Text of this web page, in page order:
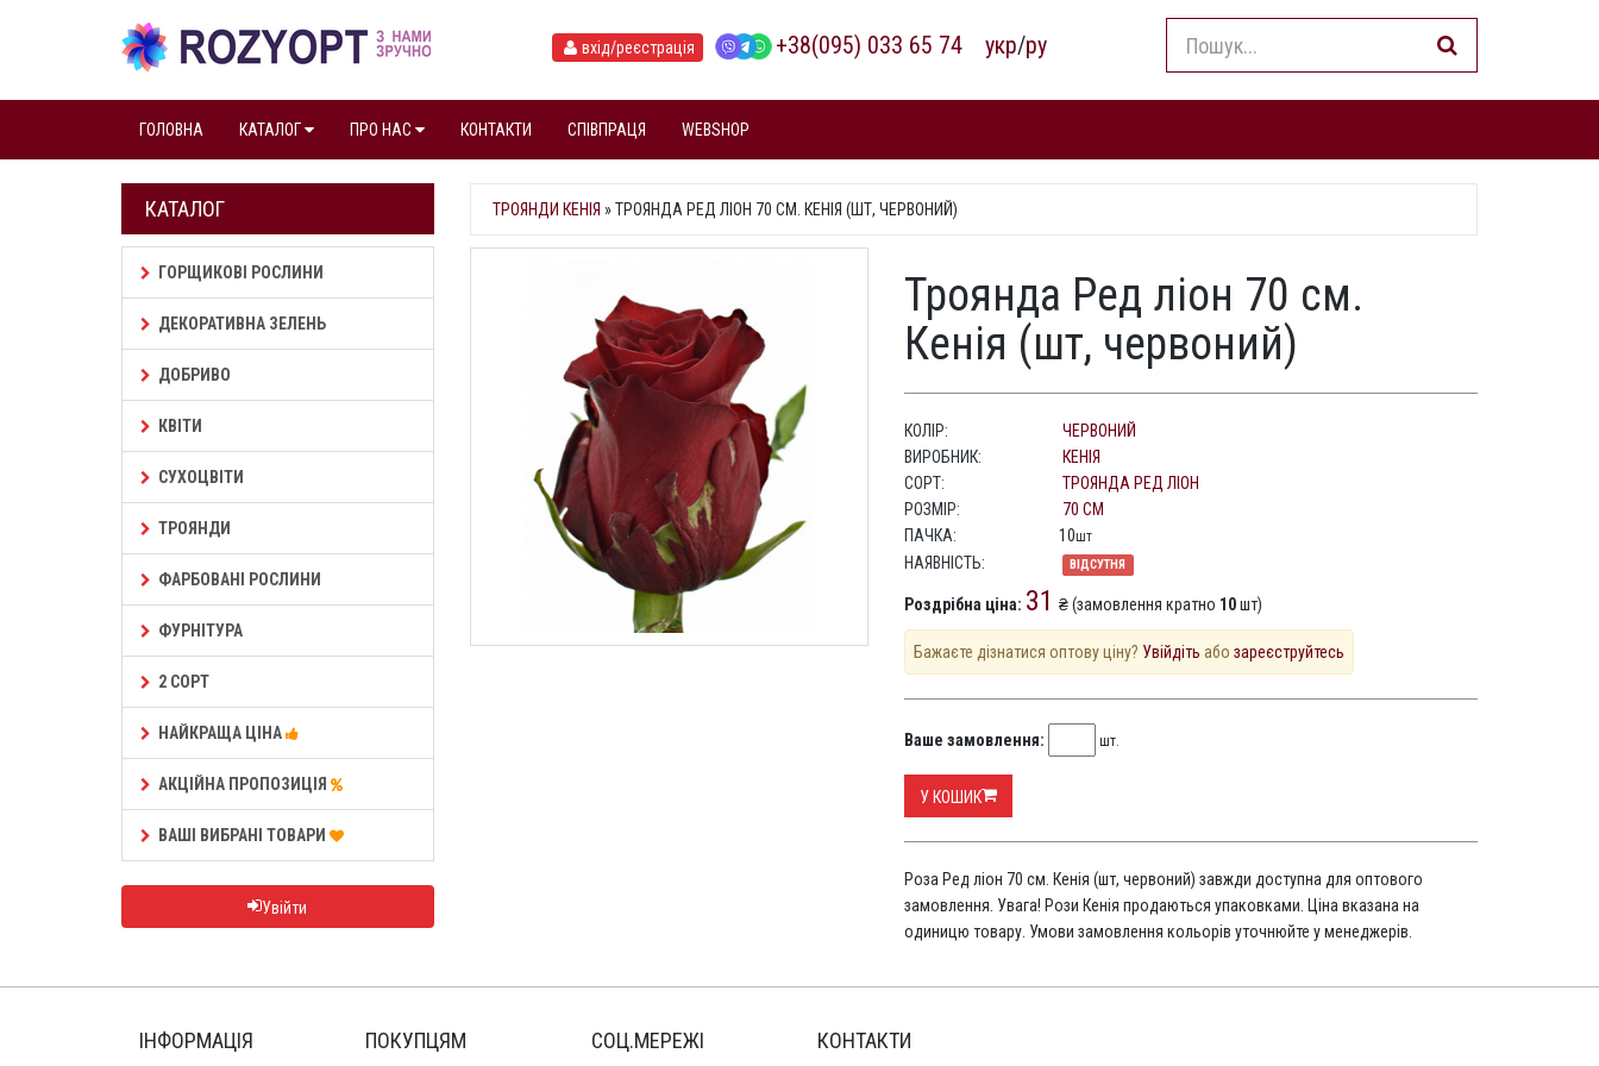
вхід/реєстрація +38(095) 033 65 74 укр/ру
ГОЛОВНА КАТАЛОГ ПРО НАС КОНТАКТИ СПІВПРАЦЯ WEBSHOP
КАТАЛОГ
ГОРЩИКОВІ РОСЛИНИ
ДЕКОРАТИВНА ЗЕЛЕНЬ
ДОБРИВО
КВІТИ
СУХОЦВІТИ
ТРОЯНДИ
ФАРБОВАНІ РОСЛИНИ
ФУРНІТУРА
2 СОРТ
НАЙКРАЩА ЦІНА
АКЦІЙНА ПРОПОЗИЦІЯ
ВАШІ ВИБРАНІ ТОВАРИ
Увійти
ТРОЯНДИ КЕНІЯ »ТРОЯНДА РЕД ЛІОН 70 СМ. КЕНІЯ (ШТ, ЧЕРВОНИЙ)
Троянда Ред ліон 70 см.
Кенія (шт, червоний)
КОЛІР:
ЧЕРВОНИЙ
ВИРОБНИК:
КЕНІЯ
СОРТ:
ТРОЯНДА РЕД ЛІОН
РОЗМІР:
70 СМ
ПАЧКА:
10шт
НАЯВНІСТЬ: ВІДСУТНЯ
Роздрібна ціна: 31 ₴ (замовлення кратно 10шт)
Бажаєте дізнатися оптову ціну? Увійдіть абозареєструйтесь
Ваше замовлення: шт.
У КОШИК
Роза Ред ліон 70 см. Кенія (шт, червоний) завжди доступна для оптового
замовлення. Увага! Рози Кенія продаються упаковками. Ціна вказана на
одиницю товару. Умови замовлення кольорів уточнюйте у менеджерів.
ІНФОРМАЦІЯ ПОКУПЦЯМ СОЦ.МЕРЕЖІ КОНТАКТИ